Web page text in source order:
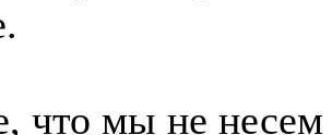
что мы не несем